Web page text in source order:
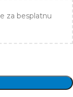
za besplatnu